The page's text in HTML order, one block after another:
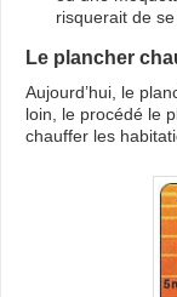
risquerait de
Le plancher
Aujourd’hui, le
loin, le procédé le
chauffer les